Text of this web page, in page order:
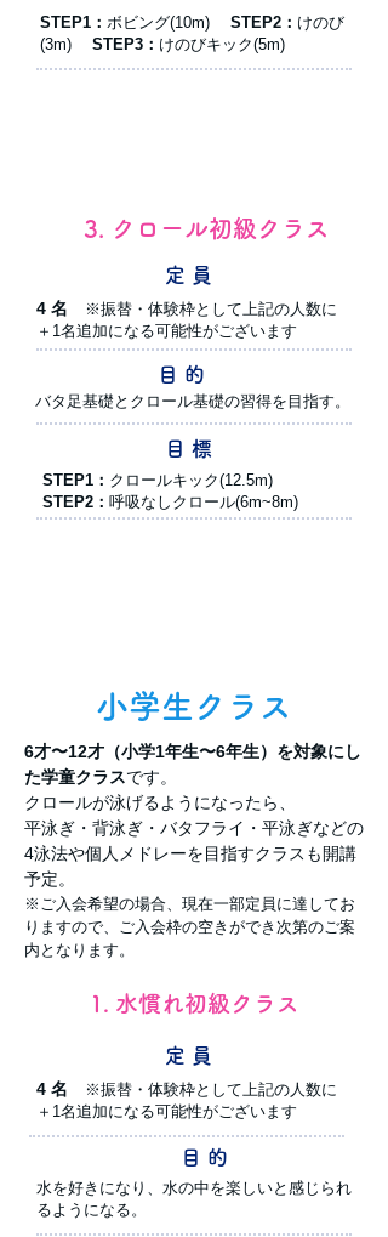
STEP1： ボビング(10m) STEP2： けのび
(3m) STEP3： けのびキック(5m)
3. クロール初級クラス
定 員
4 名
※振替・体験枠として上記の人数に
＋1名追加になる可能性がございます
目 的
バタ足基礎とクロール基礎の習得を目指す。
目 標
STEP1： クロールキック(12.5m)
STEP2： 呼吸なしクロール(6m~8m)
小学生クラス
6才〜12才（小学1年生〜6年生）を対象にし
た学童クラスです。
クロールが泳げるようになったら、
平泳ぎ・背泳ぎ・バタフライ・平泳ぎなどの
4泳法や個人メドレーを目指すクラスも開講
予定。
※ご入会希望の場合、現在一部定員に達してお
りますので、ご入会枠の空きができ次第のご案
内となります。
1. 水慣れ初級クラス
定 員
4 名
※振替・体験枠として上記の人数に
＋1名追加になる可能性がございます
目 的
水を好きになり、水の中を楽しいと感じられ
るようになる。